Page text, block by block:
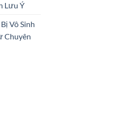
Lưu Ý
Vô Sinh
Chuyên